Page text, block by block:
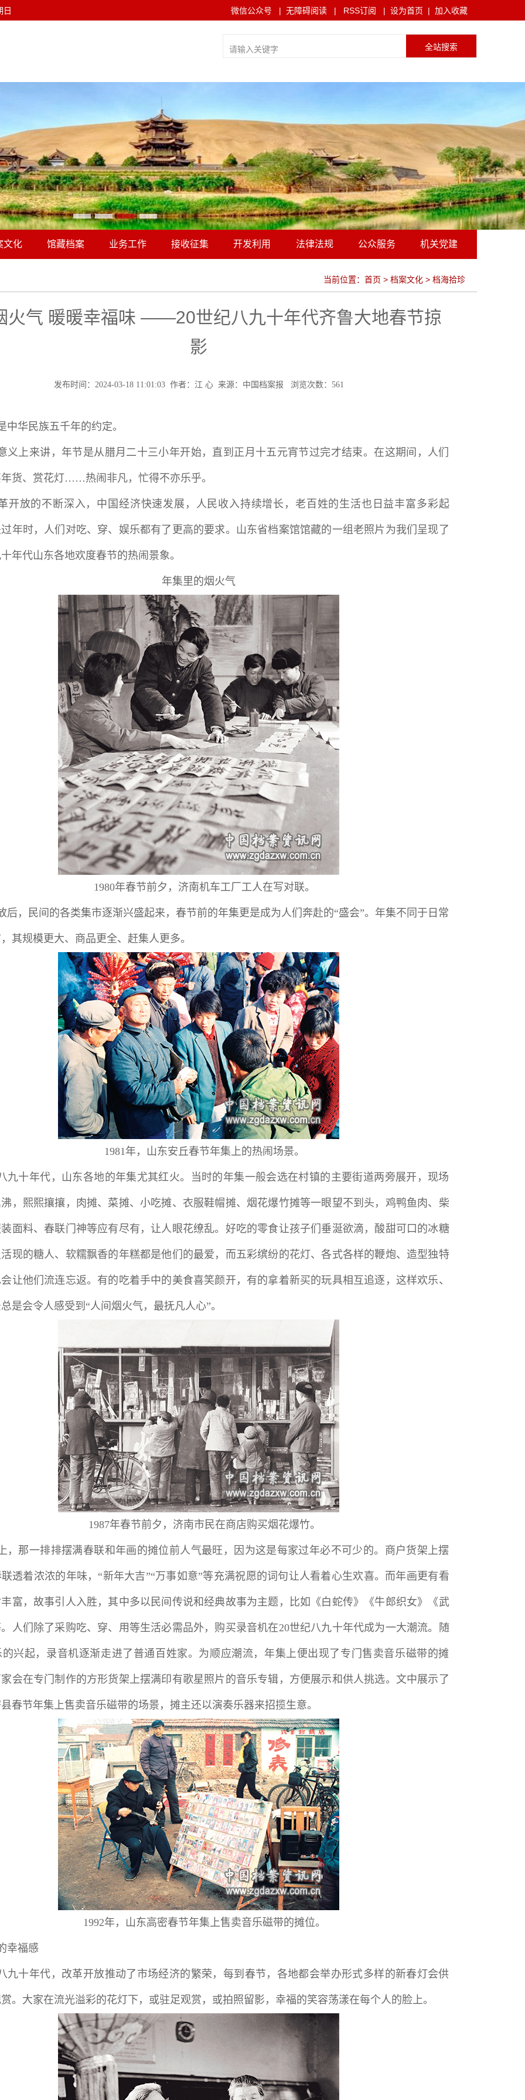
日 微信公众号 | 无障碍阅读 | RSS订阅 | 设为首页 | 加入收藏
文化 馆藏档案 业务工作 接收征集 开发利用 法律法规 公众服务 机关党建
当前位置： 首页 > 档案文化 > 档海拾珍
火气 暖暖幸福味 ——20世纪八九十年代齐鲁大地春节掠
影
发布时间：2024-03-18 11:01:03 作者：江 心 来源：中国档案报 浏览次数： 561
中华民族五千年的约定。
义上来讲，年节是从腊月二十三小年开始，直到正月十五元宵节过完才结束。在这期间，人们
货、赏花灯……热闹非凡，忙得不亦乐乎。
开放的不断深入，中国经济快速发展，人民收入持续增长，老百姓的生活也日益丰富多彩起
年时，人们对吃、穿、娱乐都有了更高的要求。山东省档案馆馆藏的一组老照片为我们呈现了
年代山东各地欢度春节的热闹景象。
年集里的烟火气
1980年春节前夕，济南机车工厂工人在写对联。
后，民间的各类集市逐渐兴盛起来，春节前的年集更是成为人们奔赴的“盛会”。年集不同于日常
其规模更大、商品更全、赶集人更多。
1981年，山东安丘春节年集上的热闹场景。
九十年代，山东各地的年集尤其红火。当时的年集一般会选在村镇的主要街道两旁展开，现场
，熙熙攘攘，肉摊、菜摊、小吃摊、衣服鞋帽摊、烟花爆竹摊等一眼望不到头，鸡鸭鱼肉、柴
面料、春联门神等应有尽有，让人眼花缭乱。好吃的零食让孩子们垂涎欲滴，酸甜可口的冰糖
现的糖人、软糯飘香的年糕都是他们的最爱，而五彩缤纷的花灯、各式各样的鞭炮、造型独特
让他们流连忘返。有的吃着手中的美食喜笑颜开，有的拿着新买的玩具相互追逐，这样欢乐、
是会令人感受到“人间烟火气，最抚凡人心”。
1987年春节前夕，济南市民在商店购买烟花爆竹。
，那一排排摆满春联和年画的摊位前人气最旺，因为这是每家过年必不可少的。商户货架上摆
透着浓浓的年味，“新年大吉”“万事如意”等充满祝愿的词句让人看着心生欢喜。而年画更有看
富，故事引人入胜，其中多以民间传说和经典故事为主题，比如《白蛇传》《牛郎织女》《武
人们除了采购吃、穿、用等生活必需品外，购买录音机在20世纪八九十年代成为一大潮流。随
兴起，录音机逐渐走进了普通百姓家。为顺应潮流，年集上便出现了专门售卖音乐磁带的摊
会在专门制作的方形货架上摆满印有歌星照片的音乐专辑，方便展示和供人挑选。文中展示了
春节年集上售卖音乐磁带的场景，摊主还以演奏乐器来招揽生意。
1992年，山东高密春节年集上售卖音乐磁带的摊位。
幸福感
九十年代，改革开放推动了市场经济的繁荣，每到春节，各地都会举办形式多样的新春灯会供
。大家在流光溢彩的花灯下，或驻足观赏，或拍照留影，幸福的笑容荡漾在每个人的脸上。